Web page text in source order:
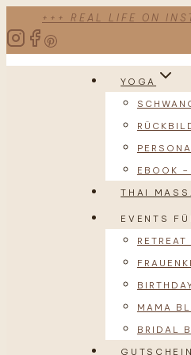
Inhalt
+++ REAL LIFE ON
YOGA
EBOOK
THAI
EVENTS
MAMA
BRIDAL